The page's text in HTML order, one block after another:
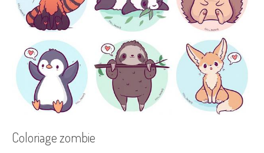
Coloriage zombie